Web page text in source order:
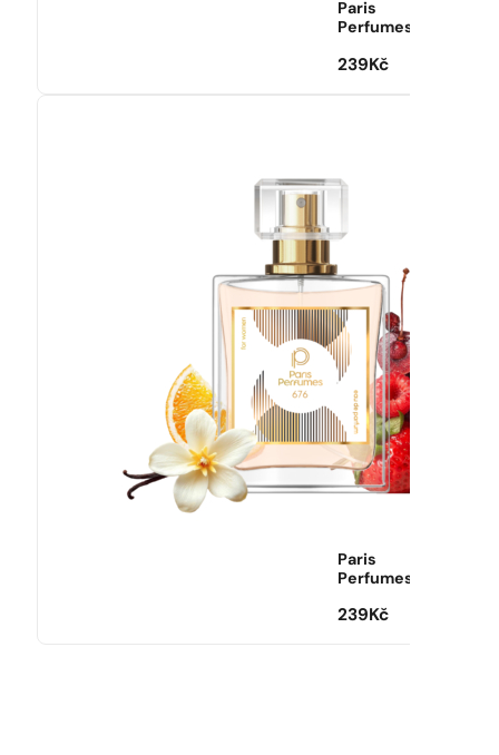
Paris
Perfumes
239Kč
Paris
Perfumes
239Kč